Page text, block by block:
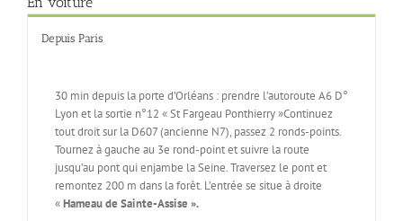
Depuis Paris
30 min depuis la porte d’Orléans : prendre l’autoroute A6 D°
Lyon et la sortie n°12 « St Fargeau Ponthierry »Continuez
tout droit sur la D607 (ancienne N7), passez 2 ronds-points.
Tournez à gauche au 3e rond-point et suivre la route
jusqu’au pont qui enjambe la Seine. Traversez le pont et
remontez 200 m dans la forêt. L’entrée se situe à droite
«Hameau de Sainte-Assise ».